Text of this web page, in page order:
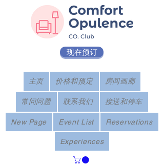
现在预订
主页 价格和预定 房间画廊
常问问题 联系我们 接送和停车
New Page Event List Reservations
Experiences